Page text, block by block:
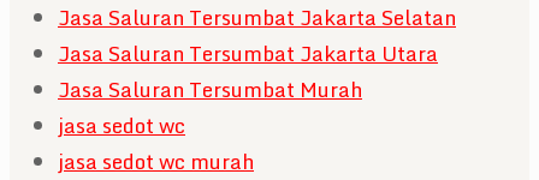
Jasa Saluran Tersumbat Jakarta Selatan
Jasa Saluran Tersumbat Jakarta Utara
Jasa Saluran Tersumbat Murah
jasa sedot wc
jasa sedot wc murah